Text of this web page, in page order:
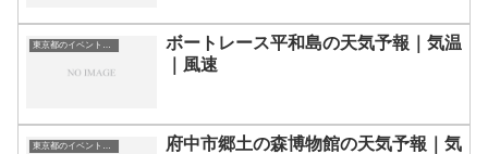
ボートレース平和島の天気予報｜気温
｜風速
府中市郷土の森博物館の天気予報｜気